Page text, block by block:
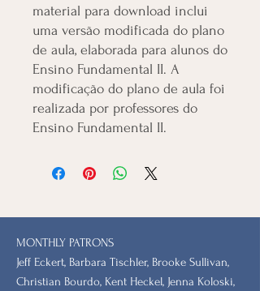
material para download inclui
uma versão modificada do plano
de aula, elaborada para alunos do
Ensino Fundamental II. A
modificação do plano de aula foi
realizada por professores do
Ensino Fundamental II.
MONTHLY PATRONS
​Jeff Eckert, Barbara Tischler, Brooke Sullivan,
Christian Bourdo, Kent Heckel, Jenna Koloski,